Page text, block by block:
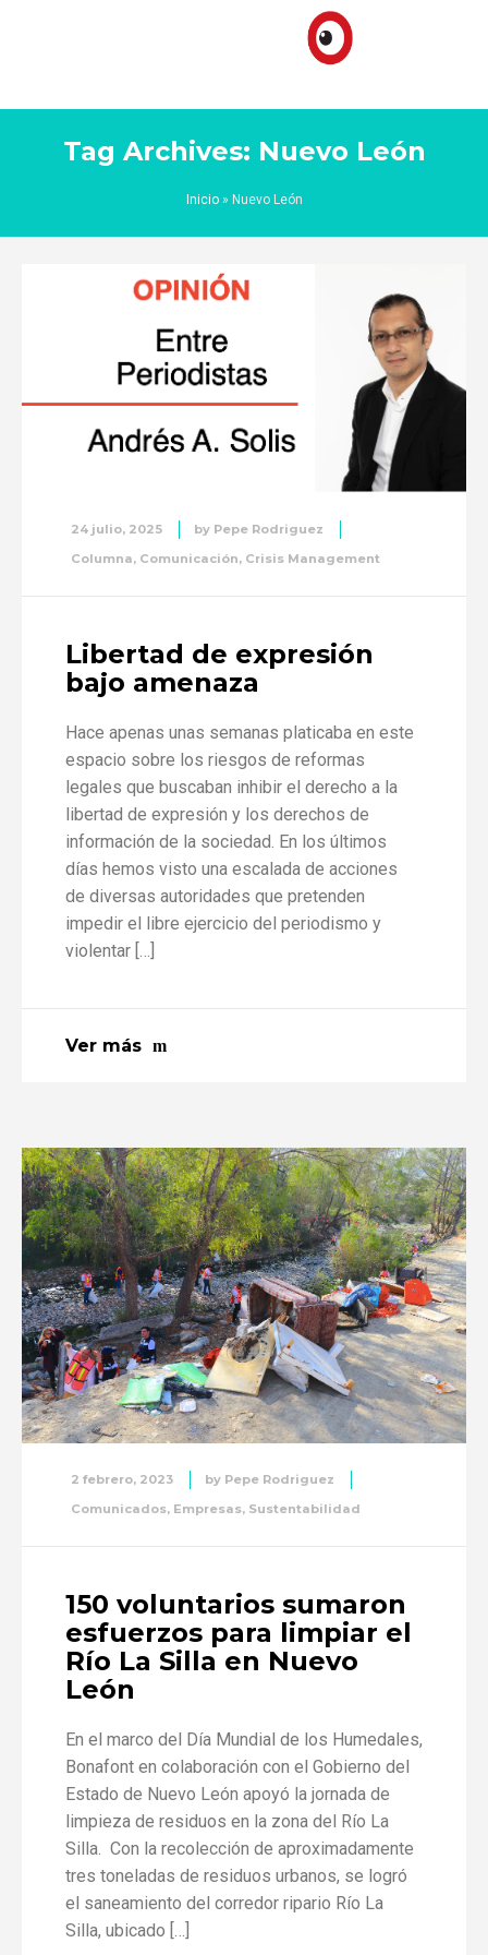
Tag Archives: Nuevo León
Inicio» Nuevo León
24 julio, 2025 by Pepe Rodriguez
Columna, Comunicación, Crisis Management
Libertad de expresión
bajo amenaza
Hace apenas unas semanas platicaba en este
espacio sobre los riesgos de reformas
legales que buscaban inhibir el derecho a la
libertad de expresión y los derechos de
información de la sociedad. En los últimos
días hemos visto una escalada de acciones
de diversas autoridades que pretenden
impedir el libre ejercicio del periodismo y
violentar […]
Ver más
2 febrero, 2023 by Pepe Rodriguez
Comunicados, Empresas, Sustentabilidad
150 voluntarios sumaron
esfuerzos para limpiar el
Río La Silla en Nuevo
León
En el marco del Día Mundial de los Humedales,
Bonafont en colaboración con el Gobierno del
Estado de Nuevo León apoyó la jornada de
limpieza de residuos en la zona del Río La
Silla. Con la recolección de aproximadamente
tres toneladas de residuos urbanos, se logró
el saneamiento del corredor ripario Río La
Silla, ubicado […]